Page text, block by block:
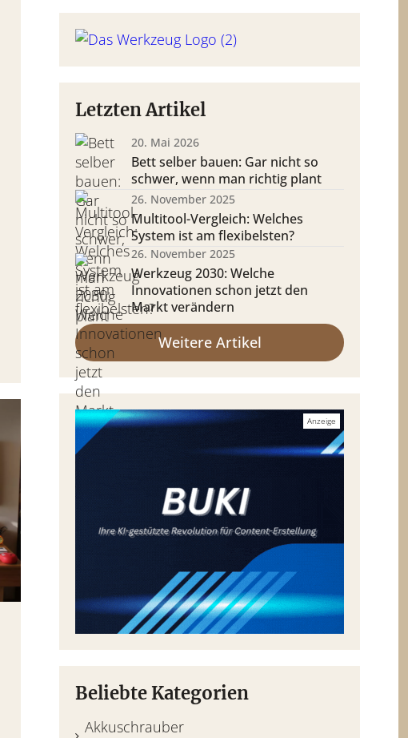
Letzten Artikel
20. Mai 2026
Bett selber bauen: Gar nicht so
schwer, wenn man richtig plant
26. November 2025
Multitool-Vergleich: Welches
System ist am flexibelsten?
26. November 2025
Werkzeug 2030: Welche
Innovationen schon jetzt den
Markt verändern
Weitere Artikel
Beliebte Kategorien
Akkuschrauber